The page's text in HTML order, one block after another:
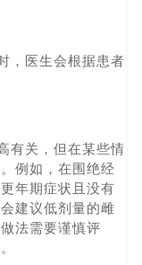
，医生会根据患者
有关，但在某些情
例如，在围绝经
年期症状且没有
建议低剂量的雌
法需要谨慎评